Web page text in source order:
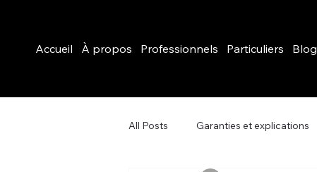
Accueil À propos Professionnels Particuliers Blog
All Posts Garanties et explications